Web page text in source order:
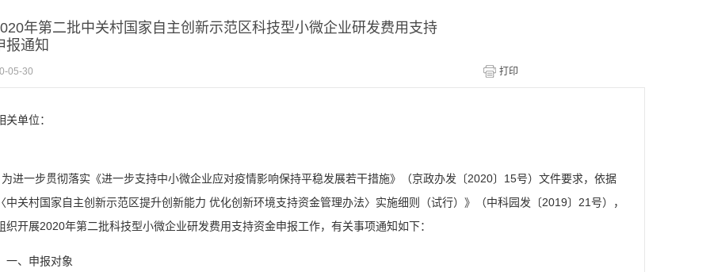
年第二批中关村国家自主创新示范区科技型小微企业研发费用支持
报通知
05-30
关单位：
一步贯彻落实《进一步支持中小微企业应对疫情影响保持平稳发展若干措施》（京政办发〔2020〕15号）文件要求，依据
中关村国家自主创新示范区提升创新能力 优化创新环境支持资金管理办法〉实施细则（试行）》（中科园发〔2019〕21号），
织开展2020年第二批科技型小微企业研发费用支持资金申报工作，有关事项通知如下：
、申报对象